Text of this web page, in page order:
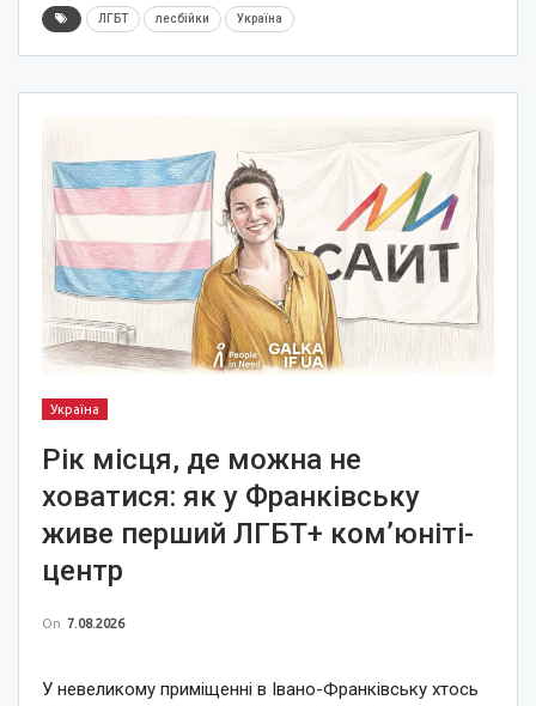
ЛГБТ лесбійки Україна
Україна
Рік місця, де можна не
ховатися: як у Франківську
живе перший ЛГБТ+ ком’юніті-
центр
On 7.08.2026
У невеликому приміщенні в Івано-Франківську хтось